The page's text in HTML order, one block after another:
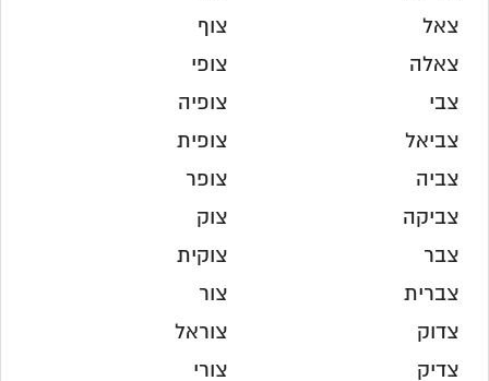
צאל
צאלה
צבי
צביאל
צביה
צביקה
צבר
צברית
צדוק
צדיק
צוף
צופי
צופיה
צופית
צופר
צוק
צוקית
צור
צוראל
צורי